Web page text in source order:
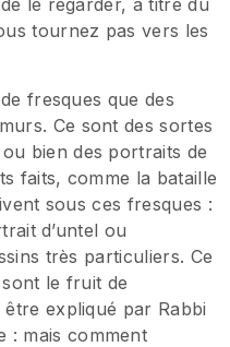
le regarder, à titre du
tournez pas vers les
fresques que des
Ce sont des sortes
bien des portraits de
faits, comme la bataille
sous ces fresques :
d’untel ou
très particuliers. Ce
le fruit de
être expliqué par Rabbi
: mais comment